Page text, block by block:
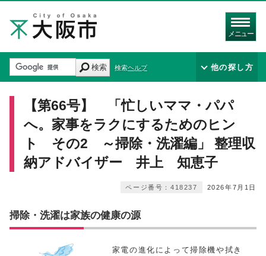
メニュー
検索 検索ヘルプ 他の探し方
【第66号】 「忙しいママ・パパ
へ。家事をラクにするためのヒン
ト その2 ～掃除・洗濯編」 整理収
納アドバイザー 井上 知恵子
2026年7月1日
ページ番号：418237
掃除・洗濯は家族の健康の源
家電の進化によって掃除機や拭き